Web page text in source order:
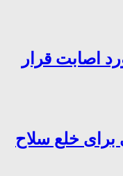
اصابت قرار
خلع سلاح